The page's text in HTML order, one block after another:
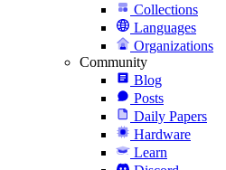
Collections
Languages
Organizations
Community
Blog
Posts
Daily Papers
Hardware
Learn